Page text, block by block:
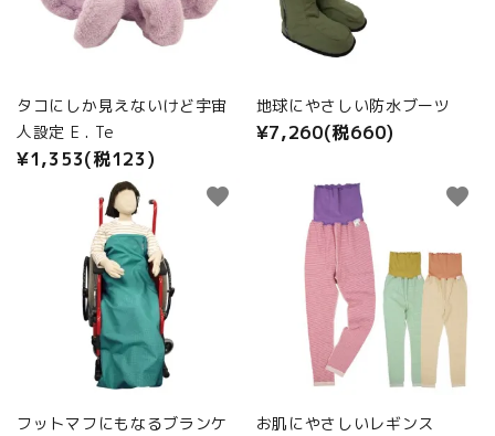
タコにしか見えないけど宇宙
人設定 E . Te
¥1,353(税123)
地球にやさしい防水ブーツ
¥7,260(税660)
フットマフにもなるブランケ
favorite
お肌にやさしいレギンス
favorite